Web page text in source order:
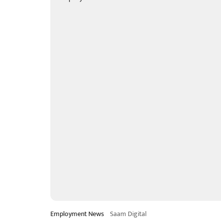
Employment News Saam Digital